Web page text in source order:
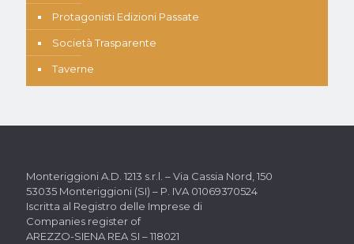
Protagonisti Edizioni Passate
Società Trasparente
Taverne
Monteriggioni A.D. 1213 s.r.l. –Via Cassia Nord, 150
53035 Monteriggioni (SI) – P. IVA 01069370524
Iscritta al Registro delle Imprese di
Companies register of
AREZZO-SIENA REA SI – 118021